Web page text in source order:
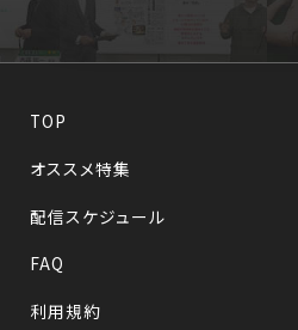
TOP
オススメ特集
配信スケジュール
FAQ
利用規約